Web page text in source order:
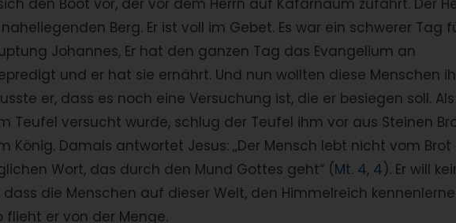
den Boot vor, der vor dem Herrn auf Kafarnaum zufährt. Der
Berg. Er ist voll im Gebet. Es war ein schwerer Tag
Johannes, Er hat den ganzen Tag das Evangelium an
und er hat sie ernährt. Und nun wollten diese Menschen
er, dass es noch eine Versuchung ist, die er besiegen soll. Als
Teufel versucht wurde, schlug der Teufel ihm vor aus Steinen
König. Damals antwortet Jesus: „Der Mensch lebt nicht vom Brot
Wort, das durch den Mund Gottes geht“ (Mt. 4, 4). Er will
dass die Menschen auf dieser Welt, den Himmelreich
er von der Menge.